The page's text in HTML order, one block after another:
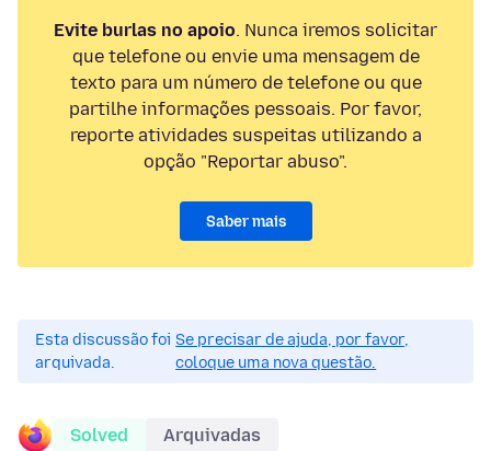
Evite burlas no apoio. Nunca iremos solicitar
que telefone ou envie uma mensagem de
texto para um número de telefone ou que
partilhe informações pessoais. Por favor,
reporte atividades suspeitas utilizando a
opção "Reportar abuso".
Saber mais
Esta discussão foi
arquivada.
Se precisar de ajuda, por favor,
coloque uma nova questão.
Solved Arquivadas